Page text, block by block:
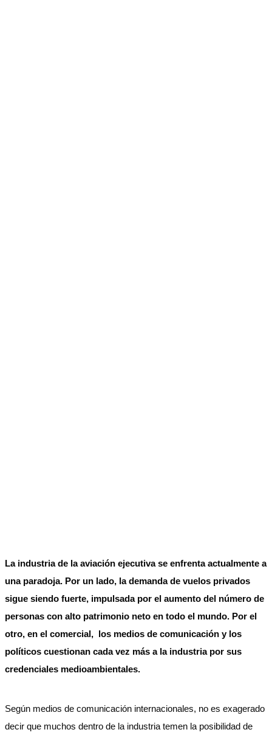
La industria de la aviación ejecutiva se enfrenta actualmente a
una paradoja. Por un lado, la demanda de vuelos privados
sigue siendo fuerte, impulsada por el aumento del número de
personas con alto patrimonio neto en todo el mundo. Por el
otro, en el comercial, los medios de comunicación y los
políticos cuestionan cada vez más a la industria por sus
credenciales medioambientales.
Según medios de comunicación internacionales, no es exagerado
decir que muchos dentro de la industria temen la posibilidad de